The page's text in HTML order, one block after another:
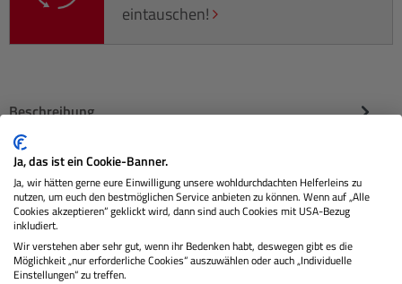
eintauschen!
Beschreibung
Herstellerinformationen
Bewertungen
Ja, das ist ein Cookie-Banner.
Ja, wir hätten gerne eure Einwilligung unsere wohldurchdachten Helferleins zu
nutzen, um euch den bestmöglichen Service anbieten zu können. Wenn auf „Alle
Cookies akzeptieren“ geklickt wird, dann sind auch Cookies mit USA-Bezug
inkludiert.
Wir verstehen aber sehr gut, wenn ihr Bedenken habt, deswegen gibt es die
Möglichkeit „nur erforderliche Cookies“ auszuwählen oder auch „Individuelle
Einstellungen“ zu treffen.